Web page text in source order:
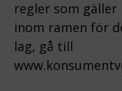
regler som gäller
inom ramen för
lag, gå till